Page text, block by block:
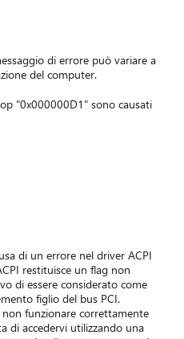
di errore può variare a
del computer.
"0x000000D1" sono causati
di un errore nel driver ACPI
restituisce un flag non
di essere considerato come
figlio del bus PCI.
funzionare correttamente
di accedervi utilizzando una